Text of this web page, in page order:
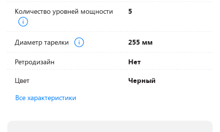
Количество уровней мощности 5
Диаметр тарелки 255 мм
Ретродизайн
Нет
Цвет
Черный
Все характеристики